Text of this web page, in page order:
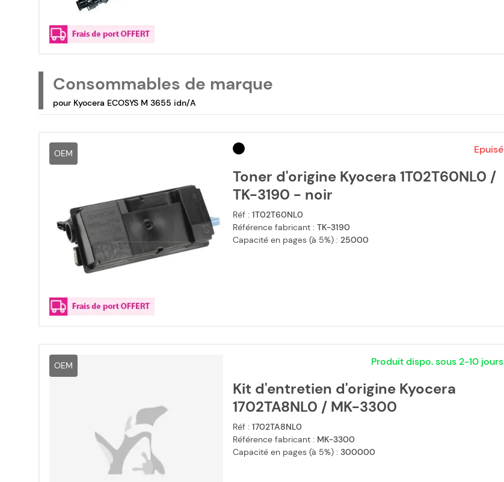
Consommables de marque
pour Kyocera ECOSYS M 3655 idn/A
OEM Epuisé
Toner d'origine Kyocera 1T02T60NL0 /
TK-3190 - noir
Réf : 1T02T60NL0
Référence fabricant : TK-3190
Capacité en pages (à 5%) : 25000
OEM Produit dispo. sous 2-10 jours
Kit d'entretien d'origine Kyocera
1702TA8NL0 / MK-3300
Réf : 1702TA8NL0
Référence fabricant : MK-3300
Capacité en pages (à 5%) : 300000